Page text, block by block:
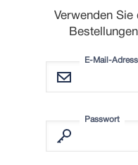
Verwenden Sie
E-Mail-
Passwort